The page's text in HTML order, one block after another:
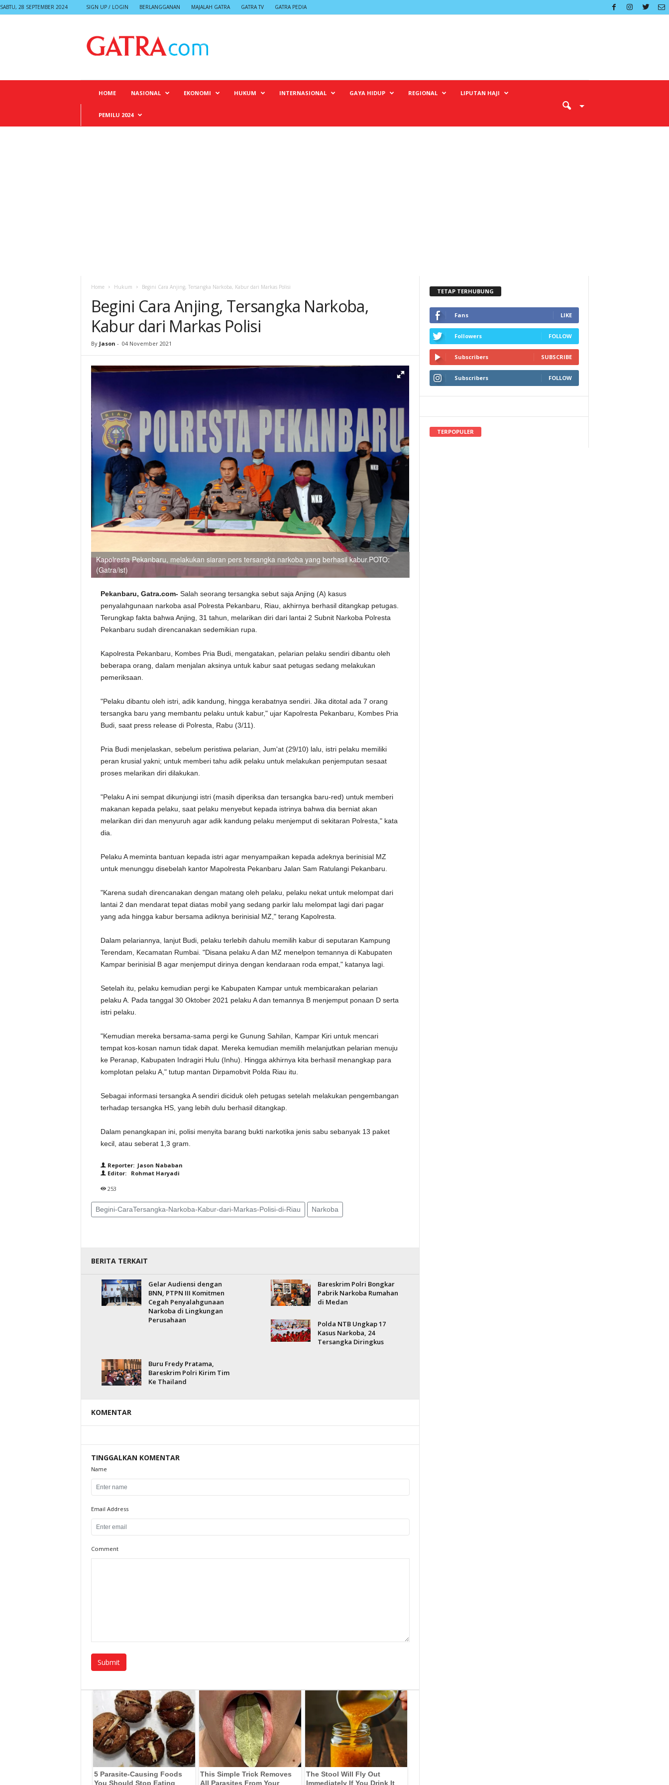
SABTU, 28 SEPTEMBER 2024 SIGN UP / LOGIN BERLANGGANAN MAJALAH GATRA GATRA TV GATRA PEDIA
HOME NASIONAL EKONOMI HUKUM INTERNASIONAL GAYA HIDUP REGIONAL LIPUTAN HAJI
PEMILU 2024
Home Hukum Begini Cara Anjing, Tersangka Narkoba, Kabur dari Markas Polisi
Begini Cara Anjing, Tersangka Narkoba,
Kabur dari Markas Polisi
By Jason - 04 November 2021
Kapolresta Pekanbaru, melakukan siaran pers tersangka narkoba yang berhasil kabur.POTO:
(Gatra/ist)
Pekanbaru, Gatra.com- Salah seorang tersangka sebut saja Anjing (A) kasus
penyalahgunaan narkoba asal Polresta Pekanbaru, Riau, akhirnya berhasil ditangkap petugas.
Terungkap fakta bahwa Anjing, 31 tahun, melarikan diri dari lantai 2 Subnit Narkoba Polresta
Pekanbaru sudah direncanakan sedemikian rupa.
Kapolresta Pekanbaru, Kombes Pria Budi, mengatakan, pelarian pelaku sendiri dibantu oleh
beberapa orang, dalam menjalan aksinya untuk kabur saat petugas sedang melakukan
pemeriksaan.
"Pelaku dibantu oleh istri, adik kandung, hingga kerabatnya sendiri. Jika ditotal ada 7 orang
tersangka baru yang membantu pelaku untuk kabur," ujar Kapolresta Pekanbaru, Kombes Pria
Budi, saat press release di Polresta, Rabu (3/11).
Pria Budi menjelaskan, sebelum peristiwa pelarian, Jum'at (29/10) lalu, istri pelaku memiliki
peran krusial yakni; untuk memberi tahu adik pelaku untuk melakukan penjemputan sesaat
proses melarikan diri dilakukan.
"Pelaku A ini sempat dikunjungi istri (masih diperiksa dan tersangka baru-red) untuk memberi
makanan kepada pelaku, saat pelaku menyebut kepada istrinya bahwa dia berniat akan
melarikan diri dan menyuruh agar adik kandung pelaku menjemput di sekitaran Polresta," kata
dia.
Pelaku A meminta bantuan kepada istri agar menyampaikan kepada adeknya berinisial MZ
untuk menunggu disebelah kantor Mapolresta Pekanbaru Jalan Sam Ratulangi Pekanbaru.
"Karena sudah direncanakan dengan matang oleh pelaku, pelaku nekat untuk melompat dari
lantai 2 dan mendarat tepat diatas mobil yang sedang parkir lalu melompat lagi dari pagar
yang ada hingga kabur bersama adiknya berinisial MZ," terang Kapolresta.
Dalam pelariannya, lanjut Budi, pelaku terlebih dahulu memilih kabur di seputaran Kampung
Terendam, Kecamatan Rumbai. "Disana pelaku A dan MZ menelpon temannya di Kabupaten
Kampar berinisial B agar menjemput dirinya dengan kendaraan roda empat," katanya lagi.
Setelah itu, pelaku kemudian pergi ke Kabupaten Kampar untuk membicarakan pelarian
pelaku A. Pada tanggal 30 Oktober 2021 pelaku A dan temannya B menjemput ponaan D serta
istri pelaku.
"Kemudian mereka bersama-sama pergi ke Gunung Sahilan, Kampar Kiri untuk mencari
tempat kos-kosan namun tidak dapat. Mereka kemudian memilih melanjutkan pelarian menuju
ke Peranap, Kabupaten Indragiri Hulu (Inhu). Hingga akhirnya kita berhasil menangkap para
komplotan pelaku A," tutup mantan Dirpamobvit Polda Riau itu.
Sebagai informasi tersangka A sendiri diciduk oleh petugas setelah melakukan pengembangan
terhadap tersangka HS, yang lebih dulu berhasil ditangkap.
Dalam penangkapan ini, polisi menyita barang bukti narkotika jenis sabu sebanyak 13 paket
kecil, atau seberat 1,3 gram.
Reporter: Jason Nababan
Editor: Rohmat Haryadi
253
Begini-CaraTersangka-Narkoba-Kabur-dari-Markas-Polisi-di-Riau Narkoba
BERITA TERKAIT
Gelar Audiensi dengan
BNN, PTPN III Komitmen
Cegah Penyalahgunaan
Narkoba di Lingkungan
Perusahaan
Bareskrim Polri Bongkar
Pabrik Narkoba Rumahan
di Medan
Polda NTB Ungkap 17
Kasus Narkoba, 24
Tersangka Diringkus
Buru Fredy Pratama,
Bareskrim Polri Kirim Tim
Ke Thailand
KOMENTAR
TINGGALKAN KOMENTAR
Name
Email Address
Comment
5 Parasite-Causing Foods
You Should Stop Eating
This Simple Trick Removes
All Parasites From Your
The Stool Will Fly Out
Immediately If You Drink It
TETAP TERHUBUNG
Fans LIKE
Followers FOLLOW
Subscribers SUBSCRIBE
Subscribers FOLLOW